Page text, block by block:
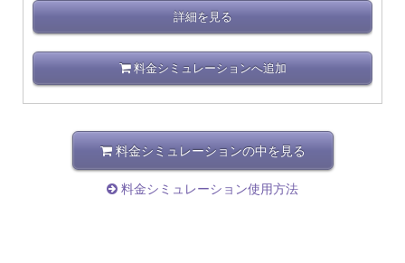
詳細を見る
料金シミュレーションへ追加
料金シミュレーションの中を見る
料金シミュレーション使用方法